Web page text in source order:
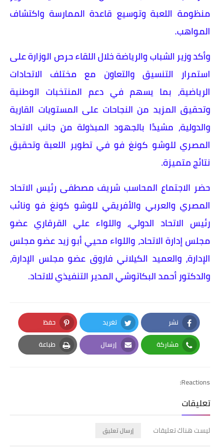
منظومة اللعبة وتوسيع قاعدة الممارسة واكتشاف
المواهب.
وأكد وزير الشباب والرياضة خلال اللقاء حرص الوزارة على
استمرار التنسيق والتعاون مع مختلف الاتحادات
الرياضية، بما يسهم في دعم المنتخبات الوطنية
وتحقيق المزيد من النجاحات على المستويات القارية
والدولية، مشيدًا بالجهود المبذولة من جانب الاتحاد
المصري للوشو كونغ فو في تطوير اللعبة وتحقيق
نتائج متميزة.
حضر الاجتماع المحاسب شريف مصطفى رئيس الاتحاد
المصري والعربي والأفريقي للوشو كونغ فو ونائب
رئيس الاتحاد الدولي، واللواء علي القرقاري عضو
مجلس إدارة الاتحاد، واللواء محيي أبو زيد عضو مجلس
الإدارة، والعميد الكيلاني فاروق عضو مجلس الإدارة،
والدكتور أحمد البكاتوشي المدير التنفيذي للاتحاد.
نشر
Facebook
تغريد
Twitter
حفظ
Pinterest
مشاركة
Whatsapp
إرسال
Email
طباعة
Print
Reactions:
تعليقات
ليست هناك تعليقات إرسال تعليق